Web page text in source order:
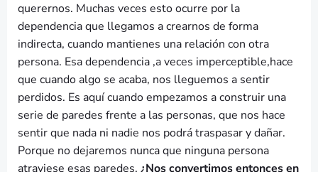
querernos. Muchas veces esto ocurre por la
dependencia que llegamos a crearnos de forma
indirecta, cuando mantienes una relación con otra
persona. Esa dependencia ,a veces imperceptible,hace
que cuando algo se acaba, nos lleguemos a sentir
perdidos. Es aquí cuando empezamos a construir una
serie de paredes frente a las personas, que nos hace
sentir que nada ni nadie nos podrá traspasar y dañar.
Porque no dejaremos nunca que ninguna persona
atraviese esas paredes. ¿Nos convertimos entonces en